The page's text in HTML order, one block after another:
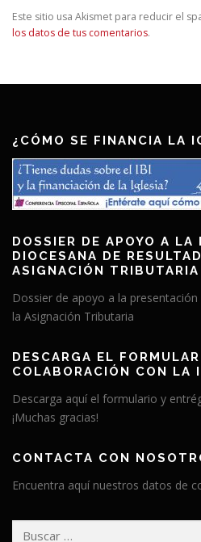
Este sitio usa Akismet para reducir el
los datos de tus comentarios.
¿CÓMO SE FINANCIA LA
DOSSIER DE APOYO A LA
DIOCESANA DE
ASIGNACIÓN TRIBUTARIA
Dossier de apoyo a la
la Asignación Tributaria
DESCARGA EL
COLABORACIÓN CON LA
Descarga aquí el formulario y
¡Muchas gracias!
CONTACTA CON
Encuentra aquí nuestros datos de